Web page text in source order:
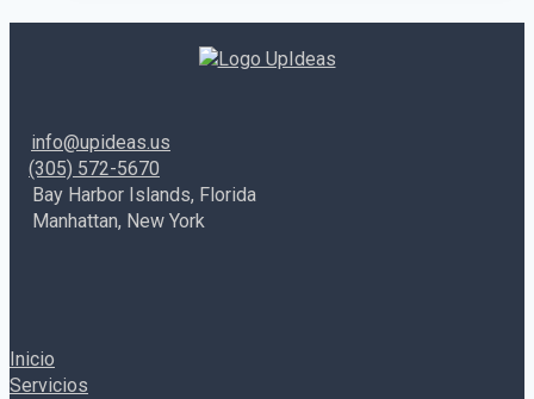
digitales:
info@upideas.us
(305) 572-5670
Bay Harbor Islands, Florida
Manhattan, New York
Inicio
Servicios